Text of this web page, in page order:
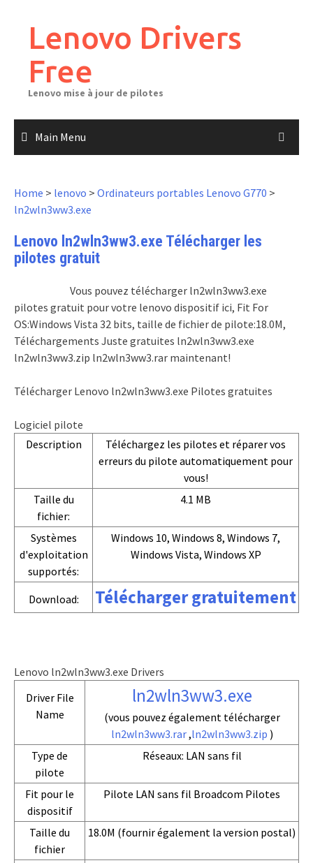
contentLenovo Drivers
Free
Lenovo mise à jour de pilotes
Main Menu
Home > lenovo > Ordinateurs portables Lenovo G770 >
ln2wln3ww3.exe
Lenovo ln2wln3ww3.exe Télécharger les
pilotes gratuit
Vous pouvez télécharger ln2wln3ww3.exe
pilotes gratuit pour votre lenovo dispositif ici, Fit For
OS:Windows Vista 32 bits, taille de fichier de pilote:18.0M,
Téléchargements Juste gratuites ln2wln3ww3.exe
ln2wln3ww3.zip ln2wln3ww3.rar maintenant!
Télécharger Lenovo ln2wln3ww3.exe Pilotes gratuites
Logiciel pilote
Description
Téléchargez les pilotes et réparer vos
erreurs du pilote automatiquement pour
vous!
Taille du
fichier:
4.1 MB
Systèmes
d'exploitation
supportés:
Windows 10, Windows 8, Windows 7,
Windows Vista, Windows XP
Download: Télécharger gratuitement
Lenovo ln2wln3ww3.exe Drivers
Driver File
Name
ln2wln3ww3.exe
(vous pouvez également télécharger
ln2wln3ww3.rar,ln2wln3ww3.zip )
Type de
pilote
Réseaux: LAN sans fil
Fit pour le
dispositif
Pilote LAN sans fil Broadcom Pilotes
Taille du
fichier
18.0M (fournir également la version postal)